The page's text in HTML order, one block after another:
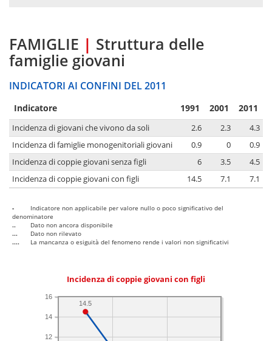
FAMIGLIE | Struttura delle
famiglie giovani
INDICATORI AI CONFINI DEL 2011
Indicatore 1991 2001 2011
Incidenza di giovani che vivono da soli 2.6 2.3
4.3
Incidenza di famiglie monogenitoriali giovani
0.9 0
0.9
Incidenza di coppie giovani senza figli
6 3.5
4.5
Incidenza di coppie giovani con figli
14.5 7.1 7.1
-
Indicatore non applicabile per valore nullo o poco significativo del
denominatore
..
Dato non ancora disponibile
...
Dato non rilevato
....
La mancanza o esiguità del fenomeno rende i valori non significativi
Incidenza di coppie giovani con figli
12
14
16
14.5